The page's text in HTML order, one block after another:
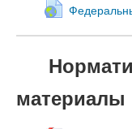
материалы